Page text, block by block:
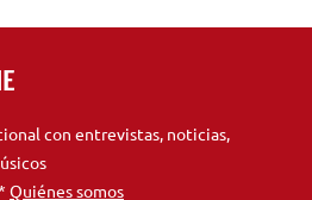
con entrevistas, noticias,
Quiénes somos